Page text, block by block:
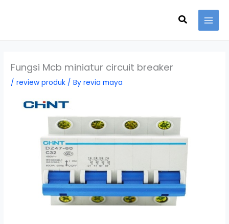
Search
Fungsi Mcb miniatur circuit breaker
/review produk / Byrevia maya